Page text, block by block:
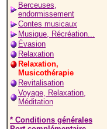
Berceuses,
endormissement
Contes musicaux
Musique, Récréation...
Évasion
Relaxation
Relaxation,
Musicothérapie
Revitalisation
Voyage, Relaxation,
Méditation
* Conditions générales